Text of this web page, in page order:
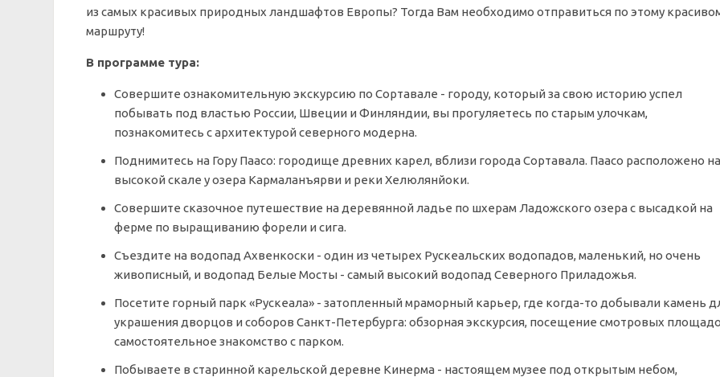
из самых красивых природных ландшафтов Европы? Тогда Вам необходимо отправиться по этому
маршруту!
В программе тура:
Совершите ознакомительную экскурсию по Сортавале - городу, который за свою историю успел
побывать под властью России, Швеции и Финляндии, вы прогуляетесь по старым улочкам,
познакомитесь с архитектурой северного модерна.
Поднимитесь на Гору Паасо: городище древних карел, вблизи города Сортавала. Паасо расположено на
высокой скале у озера Кармаланъярви и реки Хелюлянйоки.
Совершите сказочное путешествие на деревянной ладье по шхерам Ладожского озера с высадкой на
ферме по выращиванию форели и сига.
Съездите на водопад Ахвенкоски - один из четырех Рускеальских водопадов, маленький, но очень
живописный, и водопад Белые Мосты - самый высокий водопад Северного Приладожья.
Посетите горный парк «Рускеала» - затопленный мраморный карьер, где когда-то добывали камень
украшения дворцов и соборов Санкт-Петербурга: обзорная экскурсия, посещение смотровых
самостоятельное знакомство с парком.
Побываете в старинной карельской деревне Кинерма - настоящем музее под открытым небом,